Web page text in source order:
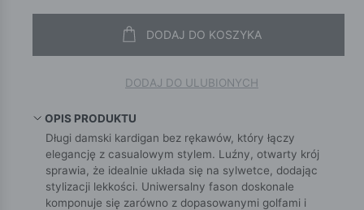
DODAJ DO KOSZYKA
DODAJ DO ULUBIONYCH
OPIS PRODUKTU
Długi damski kardigan bez rękawów, który łączy
elegancję z casualowym stylem. Luźny, otwarty krój
sprawia, że idealnie układa się na sylwetce, dodając
stylizacji lekkości. Uniwersalny fason doskonale
komponuje się zarówno z dopasowanymi golfami i